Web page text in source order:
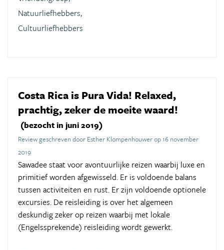
Natuurliefhebbers,
Cultuurliefhebbers
Costa Rica is Pura Vida! Relaxed,
prachtig, zeker de moeite waard!
(bezocht in juni 2019)
Review geschreven door Esther Klompenhouwer op 16 november
2019
Sawadee staat voor avontuurlijke reizen waarbij luxe en
primitief worden afgewisseld. Er is voldoende balans
tussen activiteiten en rust. Er zijn voldoende optionele
excursies. De reisleiding is over het algemeen
deskundig zeker op reizen waarbij met lokale
(Engelssprekende) reisleiding wordt gewerkt.